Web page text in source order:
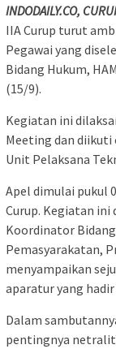
INDODAILY.CO,
IIA Curup turut
Pegawai yang
Bidang Hukum,
(15/9).
Kegiatan ini
Meeting dan diikuti
Unit Pelaksana
Apel dimulai pukul
Curup. Kegiatan
Koordinator
Pemasyarakatan,
menyampaikan
aparatur yang hadir
Dalam
pentingnya